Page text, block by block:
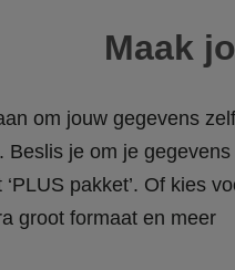
Maak
om jouw gegevens
Beslis je om je gegevens
pakket’. Of kies
groot formaat en meer